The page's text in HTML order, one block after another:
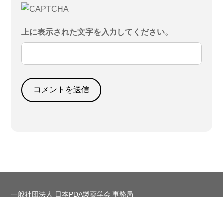
上に表示された文字を入力してください。
一般社団法人 日本PDA製薬学会 事務局